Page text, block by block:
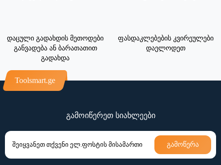
დაცული გადახდის მეთოდები
განვადება ან ბარათათით
გადახდა
ფასდაკლებების კვირეულები
დაელოდეთ
Toolsmart.ge
გამოიწერეთ სიახლეები
გამოწერა